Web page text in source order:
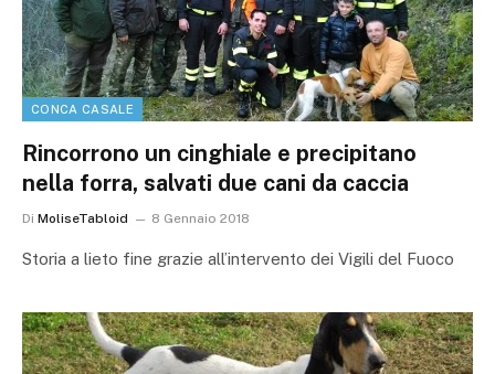
CONCA CASALE
Rincorrono un cinghiale e precipitano
nella forra, salvati due cani da caccia
Di MoliseTabloid 8 Gennaio 2018
Storia a lieto fine grazie all’intervento dei Vigili del Fuoco